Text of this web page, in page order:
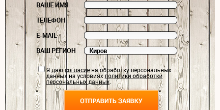
ВАШЕ ИМЯ
ТЕЛЕФОН
E-MAIL
ВАШ РЕГИОН
Я даюсогласиена обработку персональных
данных на условияхполитики обработки
персональных данных.